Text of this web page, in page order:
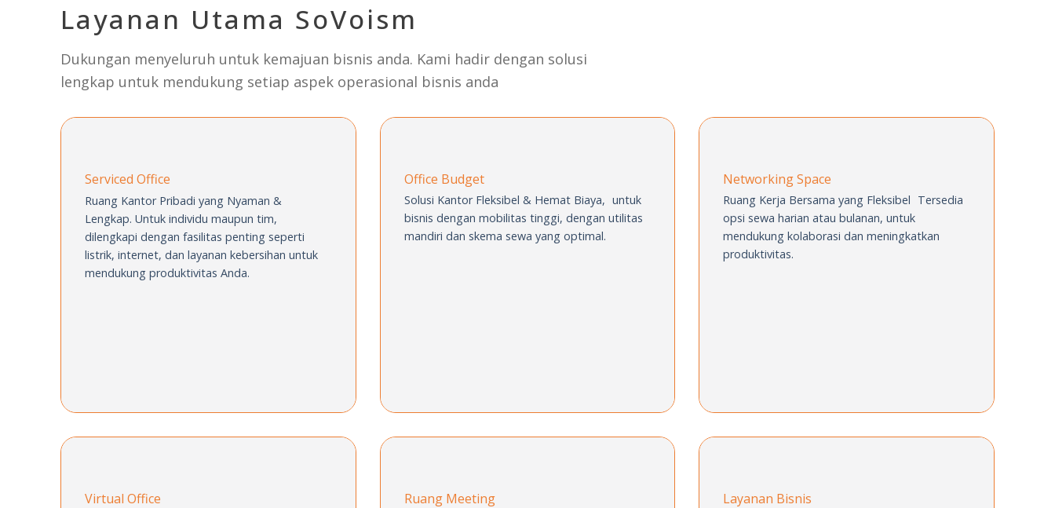
Layanan Utama SoVoism
Dukungan menyeluruh untuk kemajuan bisnis anda. Kami hadir dengan solusi
lengkap untuk mendukung setiap aspek operasional bisnis anda
Serviced Office
Ruang Kantor Pribadi yang Nyaman &
Lengkap. Untuk individu maupun tim,
dilengkapi dengan fasilitas penting seperti
listrik, internet, dan layanan kebersihan untuk
mendukung produktivitas Anda.
Office Budget
Solusi Kantor Fleksibel & Hemat Biaya, untuk
bisnis dengan mobilitas tinggi, dengan utilitas
mandiri dan skema sewa yang optimal.
Networking Space
Ruang Kerja Bersama yang Fleksibel Tersedia
opsi sewa harian atau bulanan, untuk
mendukung kolaborasi dan meningkatkan
produktivitas.
Virtual Office Ruang Meeting Layanan Bisnis